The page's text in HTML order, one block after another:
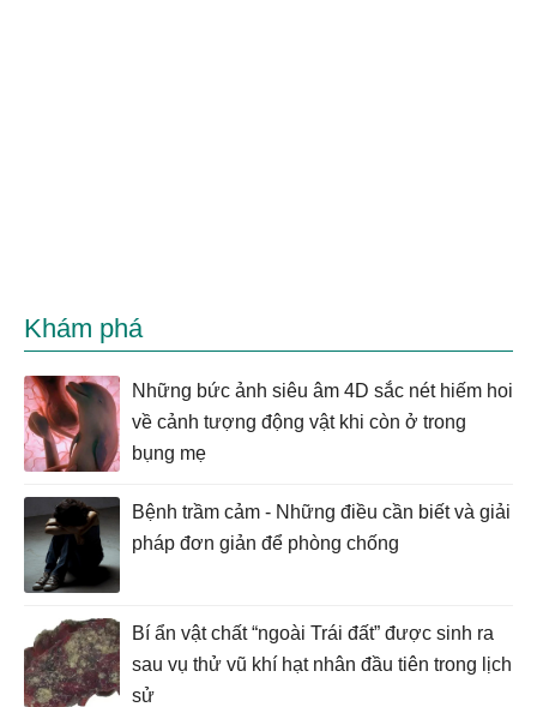
Khám phá
Những bức ảnh siêu âm 4D sắc nét hiếm hoi
về cảnh tượng động vật khi còn ở trong
bụng mẹ
Bệnh trầm cảm - Những điều cần biết và giải
pháp đơn giản để phòng chống
Bí ẩn vật chất “ngoài Trái đất” được sinh ra
sau vụ thử vũ khí hạt nhân đầu tiên trong lịch
sử